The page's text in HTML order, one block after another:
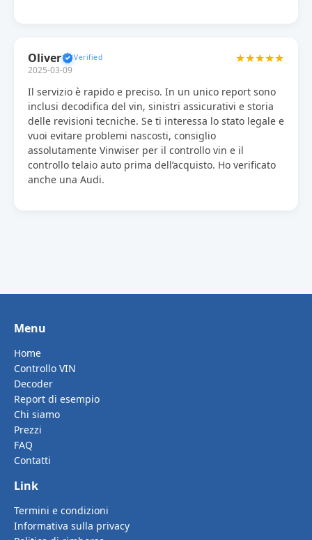
Oliver
2025-03-09
★★★★★
Il servizio è rapido e preciso. In un unico report sono
inclusi decodifica del vin, sinistri assicurativi e storia
delle revisioni tecniche. Se ti interessa lo stato legale e
vuoi evitare problemi nascosti, consiglio
assolutamente Vinwiser per il controllo vin e il
controllo telaio auto prima dell’acquisto. Ho verificato
anche una Audi.
Menu
Home
Controllo VIN
Decoder
Report di esempio
Chi siamo
Prezzi
FAQ
Contatti
Link
Termini e condizioni
Informativa sulla privacy